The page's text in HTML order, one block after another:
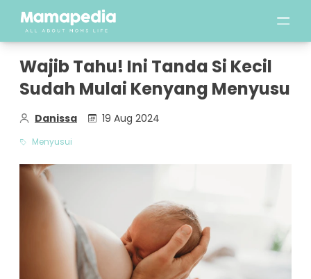
Wajib Tahu! Ini Tanda Si Kecil
Sudah Mulai Kenyang Menyusu
Danissa 19 Aug 2024
Menyusui